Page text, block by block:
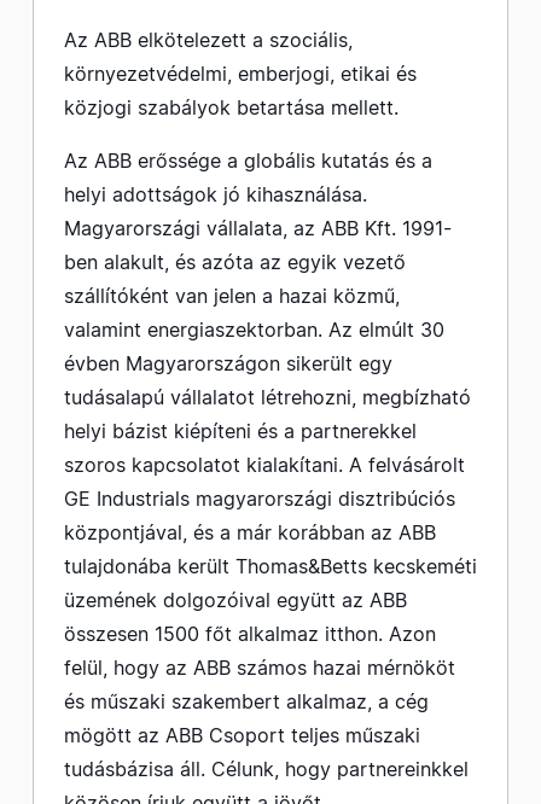
Az ABB elkötelezett a szociális,
környezetvédelmi, emberjogi, etikai és
közjogi szabályok betartása mellett.
Az ABB erőssége a globális kutatás és a
helyi adottságok jó kihasználása.
Magyarországi vállalata, az ABB Kft. 1991-
ben alakult, és azóta az egyik vezető
szállítóként van jelen a hazai közmű,
valamint energiaszektorban. Az elmúlt 30
évben Magyarországon sikerült egy
tudásalapú vállalatot létrehozni, megbízható
helyi bázist kiépíteni és a partnerekkel
szoros kapcsolatot kialakítani. A felvásárolt
GE Industrials magyarországi disztribúciós
központjával, és a már korábban az ABB
tulajdonába került Thomas&Betts kecskeméti
üzemének dolgozóival együtt az ABB
összesen 1500 főt alkalmaz itthon. Azon
felül, hogy az ABB számos hazai mérnököt
és műszaki szakembert alkalmaz, a cég
mögött az ABB Csoport teljes műszaki
tudásbázisa áll. Célunk, hogy partnereinkkel